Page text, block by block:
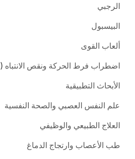
الرجبي
البيسبول
ألعاب القوى
اضطراب فرط الحركة ونقص الانتباه (ADHD)
الأبحاث التطبيقية
علم النفس العصبي والصحة النفسية
العلاج الطبيعي والوظيفي
طب الأعصاب وارتجاج الدماغ